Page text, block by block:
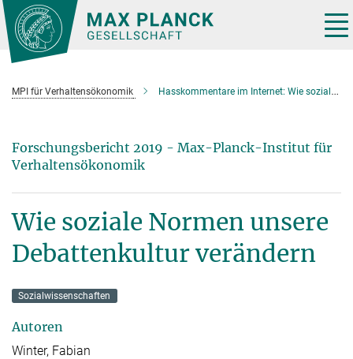
Hauptinhalt
MPI für Verhaltensökonomik Hasskommentare im Internet: Wie soziale Normen unsere Debattenkultur verändern
Forschungsbericht 2019 - Max-Planck-Institut für
Verhaltensökonomik
Wie soziale Normen unsere
Debattenkultur verändern
Sozialwissenschaften
Autoren
Winter, Fabian